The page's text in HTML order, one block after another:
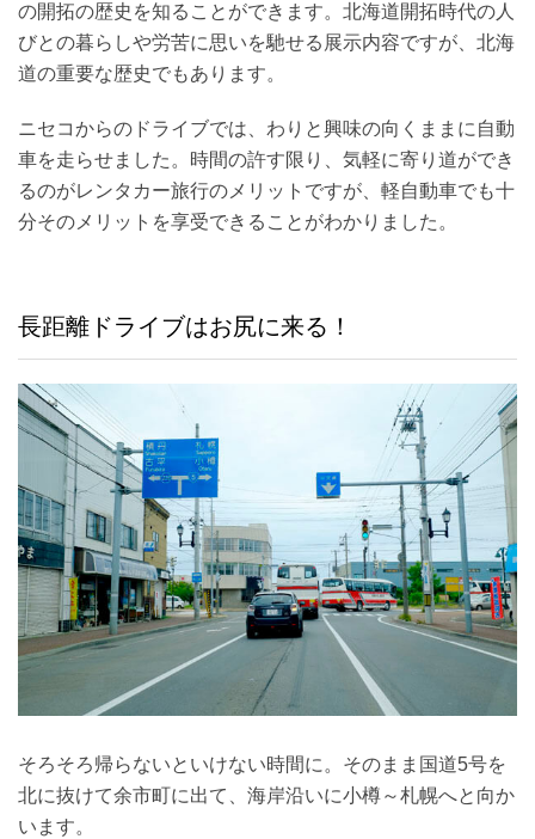
の開拓の歴史を知ることができます。北海道開拓時代の人
びとの暮らしや労苦に思いを馳せる展示内容ですが、北海
道の重要な歴史でもあります。
ニセコからのドライブでは、わりと興味の向くままに自動
車を走らせました。時間の許す限り、気軽に寄り道ができ
るのがレンタカー旅行のメリットですが、軽自動車でも十
分そのメリットを享受できることがわかりました。
長距離ドライブはお尻に来る！
そろそろ帰らないといけない時間に。そのまま国道5号を
北に抜けて余市町に出て、海岸沿いに小樽～札幌へと向か
います。